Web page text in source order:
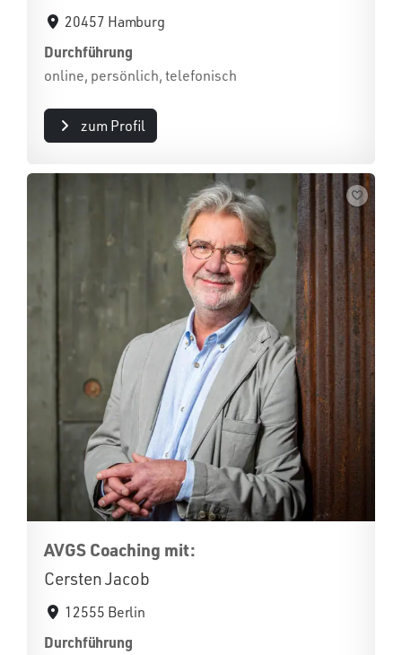
20457 Hamburg
Durchführung
online, persönlich, telefonisch
zum Profil
AVGS Coaching mit:
Cersten Jacob
12555 Berlin
Durchführung